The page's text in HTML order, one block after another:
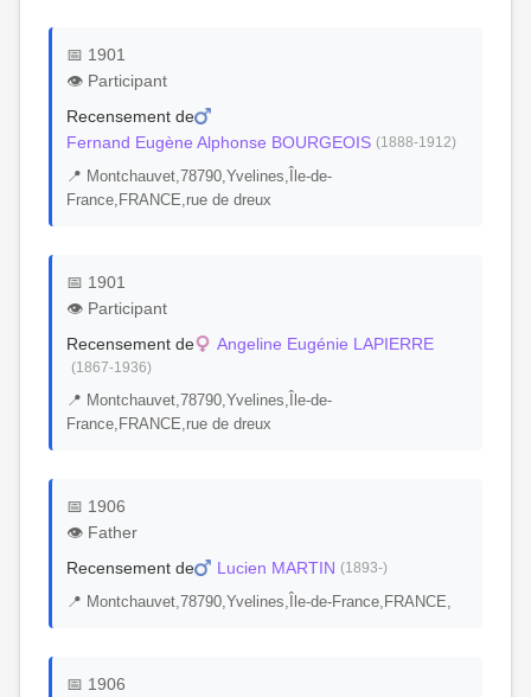
📅 1901
👁️ Participant
Recensement de
Fernand Eugène Alphonse BOURGEOIS (1888-1912)
📍 Montchauvet,78790,Yvelines,Île-de-
France,FRANCE,rue de dreux
📅 1901
👁️ Participant
Recensement de
Angeline Eugénie LAPIERRE
(1867-1936)
📍 Montchauvet,78790,Yvelines,Île-de-
France,FRANCE,rue de dreux
📅 1906
👁️ Father
Recensement de
Lucien MARTIN (1893-)
📍 Montchauvet,78790,Yvelines,Île-de-France,FRANCE,
📅 1906